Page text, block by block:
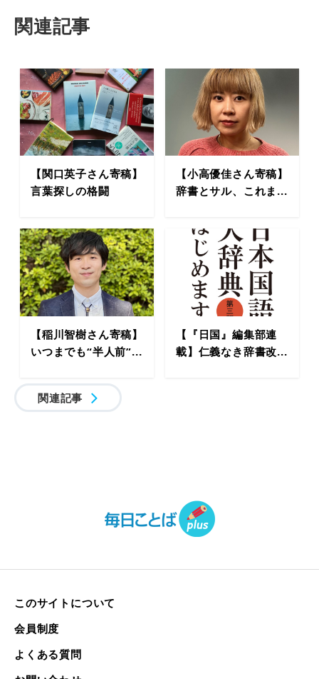
関連記事
【関口英子さん寄稿】
言葉探しの格闘
【小高優佳さん寄稿】
辞書とサル、これま...
【稲川智樹さん寄稿】
いつまでも“半人前”...
【『日国』編集部連
載】仁義なき辞書改...
関連記事
このサイトについて
会員制度
よくある質問